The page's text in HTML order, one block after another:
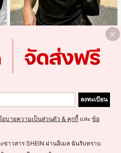
Cévolie เสื้อกล้ามแฟชั่นปาร์ตี้ทรงเข้า
รูป เซ็กซี่ คอเดรป คอคาวล์ จับย่น แต่ง
ลูกไม้ ดีไซน์ต่อผ้า เปิดหลัง แขนกุด
ใน ผ้าซาติน เสื้อกล้ามผู้หญิง & Camis
60+ sold
฿191 -4%
1
ลงทะเบียน
ยบายความเป็นส่วนตัว & คุกกี้ และข้อ
ข่าวสาร SHEIN ผ่านอีเมล ฉันรับทราบ